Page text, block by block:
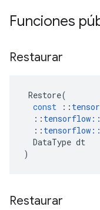
Funciones
Restaurar
Restore(
const
::
:: tensorflow ::
:: tensorflow ::
DataType dt
)
Restaurar